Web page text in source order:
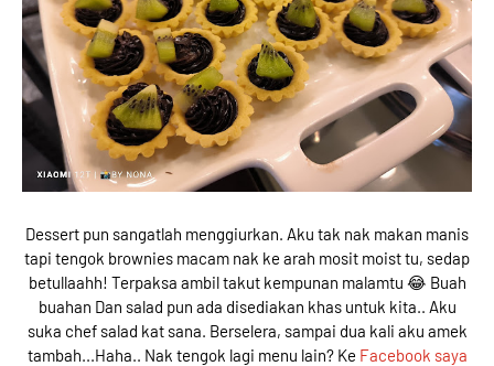
Dessert pun sangatlah menggiurkan. Aku tak nak makan manis
tapi tengok brownies macam nak ke arah mosit moist tu, sedap
betullaahh! Terpaksa ambil takut kempunan malamtu 😂 Buah
buahan Dan salad pun ada disediakan khas untuk kita.. Aku
suka chef salad kat sana. Berselera, sampai dua kali aku amek
tambah...Haha.. Nak tengok lagi menu lain? Ke Facebook saya